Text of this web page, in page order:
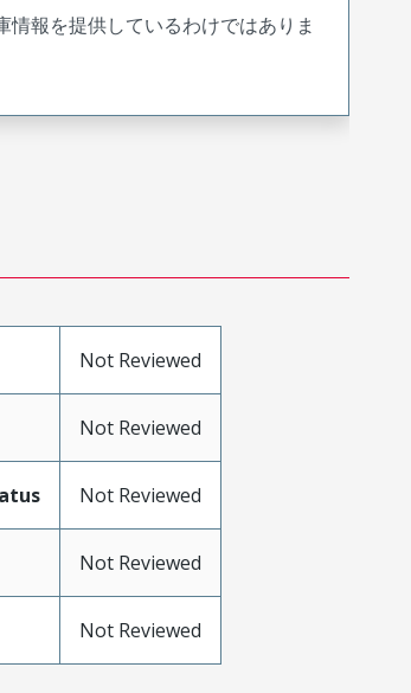
報を提供しているわけではありま
Not Reviewed
Not Reviewed
Not Reviewed
Not Reviewed
Not Reviewed